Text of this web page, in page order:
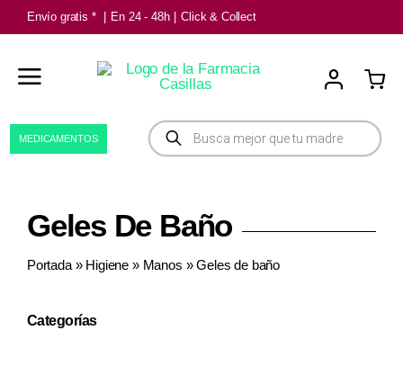
Saltar
al
contenido
Envío gratis * En 24 - 48h Click & Collect
Búsqueda
de
productos
MEDICAMENTOS
Geles De Baño
Portada» Higiene » Manos »Geles de baño
Categorías